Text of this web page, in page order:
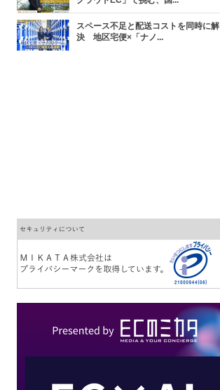
スペース不足と配送コストを同時に解
決 地区宅便×「ナノ...